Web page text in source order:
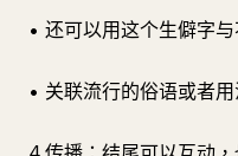
• 还可以用这个生僻字
• 关联流行的俗语或者用